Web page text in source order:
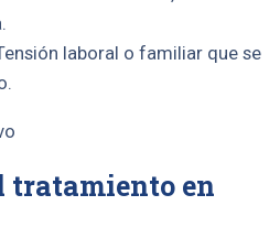
laboral o familiar que se
tratamiento en